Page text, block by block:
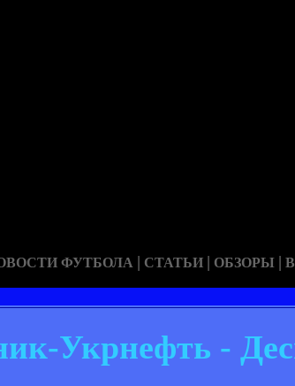
ФУТБОЛА | СТАТЬИ | ОБЗОРЫ |
Укрнефть -